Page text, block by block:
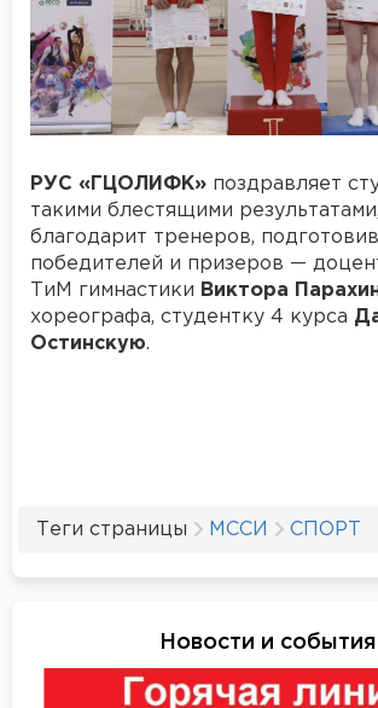
РУС «ГЦОЛИФК» поздравляет
такими блестящими
благодарит тренеров,
победителей и призеров —
ТиМ гимнастики Виктора
хореографа, студентку 4 курса
Остинскую.
Теги страницы МССИ СПОРТ
Новости и события